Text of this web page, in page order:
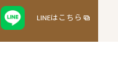
LINEはこちら
ッドスパサロンAMI ALL RIGHTS